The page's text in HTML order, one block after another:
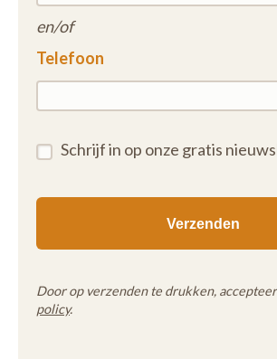
en/of
Telefoon
Schrijf in op onze gratis
Door op verzenden te drukken,
policy.